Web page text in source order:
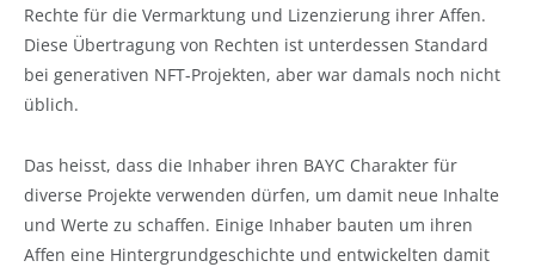
Rechte für die Vermarktung und Lizenzierung ihrer Affen.
Diese Übertragung von Rechten ist unterdessen Standard
bei generativen NFT-Projekten, aber war damals noch nicht
üblich.
Das heisst, dass die Inhaber ihren BAYC Charakter für
diverse Projekte verwenden dürfen, um damit neue Inhalte
und Werte zu schaffen. Einige Inhaber bauten um ihren
Affen eine Hintergrundgeschichte und entwickelten damit